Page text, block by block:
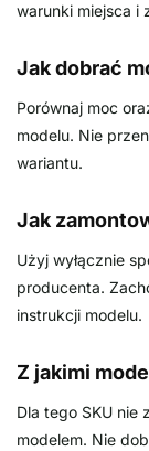
warunki miejsca i
Jak dobrać
Porównaj moc
modelu. Nie
wariantu.
Jak
Użyj wyłącznie
producenta.
instrukcji modelu.
Z jakimi
Dla tego SKU nie
modelem. Nie